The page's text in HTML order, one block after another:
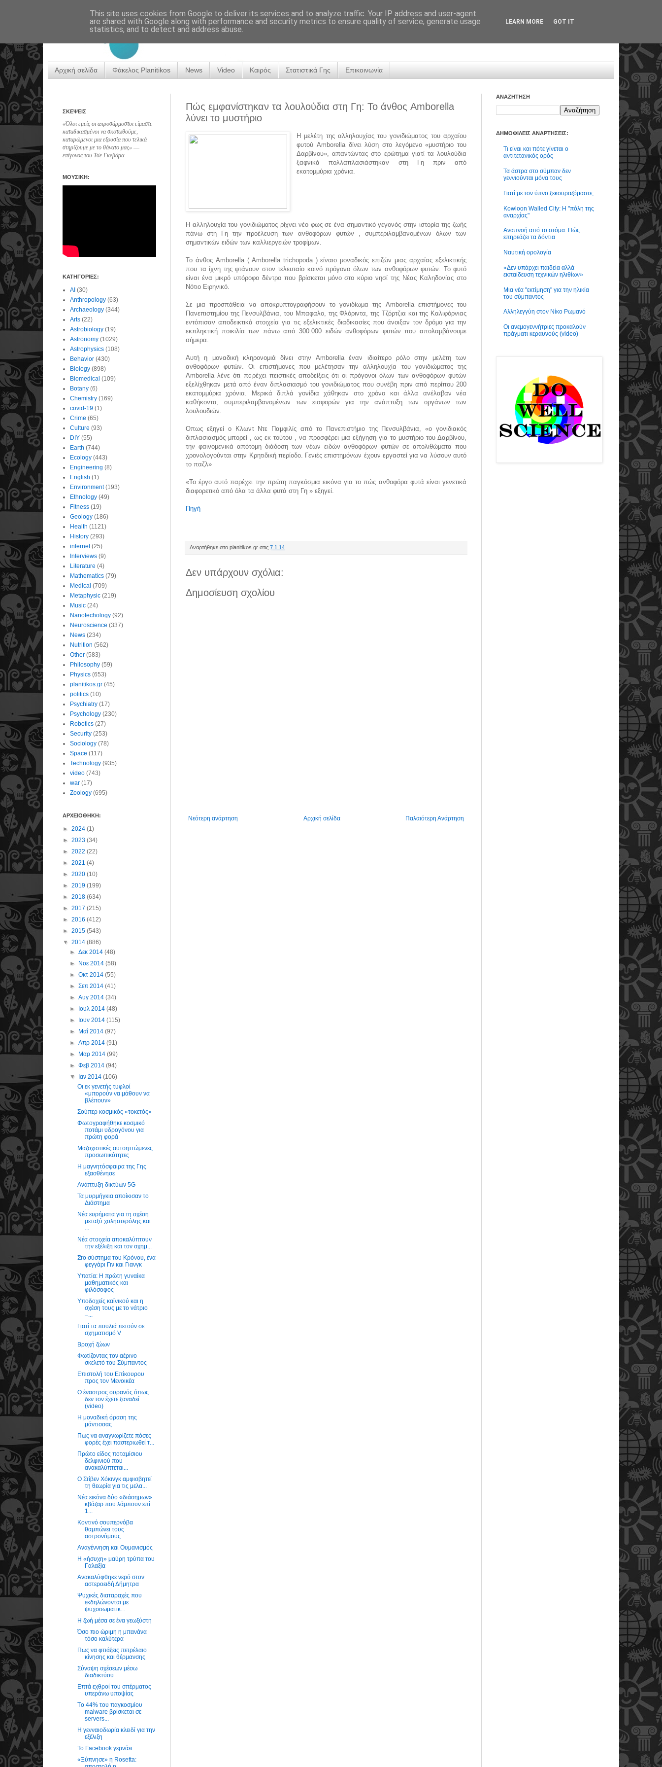
Αρχική σελίδα Φάκελος Planitikos News Video Καιρός Στατιστικά Γης Επικοινωνία
Πώς εμφανίστηκαν τα λουλούδια στη Γη: Το άνθος Amborella
λύνει το μυστήριο
Η μελέτη της αλληλουχίας του γονιδιώματος του αρχαίου
φυτού Amborella δίνει λύση στο λεγόμενο «μυστήριο του
Δαρβίνου», απαντώντας στο ερώτημα γιατί τα λουλούδια
ξαφνικά πολλαπλασιάστηκαν στη Γη πριν από
εκατομμύρια χρόνια.
Η αλληλουχία του γονιδιώματος ρίχνει νέο φως σε ένα σημαντικό γεγονός στην ιστορία της ζωής
πάνω στη Γη την προέλευση των ανθοφόρων φυτών , συμπεριλαμβανομένων όλων των
σημαντικών ειδών των καλλιεργειών τροφίμων.
Το άνθος Amborella ( Amborella trichopoda ) είναιο μοναδικός επιζών μιας αρχαίας εξελικτικής
που τα ίχνη της φτάνουν στον τελευταίο κοινό πρόγονο όλων των ανθοφόρων φυτών. Το φυτό
είναι ένα μικρό υπόροφο δέντρο που βρίσκεται μόνο στο κύριο νησί της Νέας Καληδονίας στο
Νότιο Ειρηνικό.
Σε μια προσπάθεια να αποκρυπτογραφήσουν το γονιδίωμα της Amborella επιστήμονες του
Πανεπιστημίου της Πενσυλβάνια, του Μπαφαλο, της Φλόριντα, της Τζόρτζια και της Καλιφόρνιας
εντόπισαν αποδεικτικά στοιχεία για τις εξελικτικές διαδικασίες που άνοιξαν τον δρόμο για την
εκπληκτική ποικιλία των πάνω από 300.000 ειδών ανθοφόρων φυτών που απολαμβάνουμε
σήμερα.
Αυτή η μοναδική κληρονομιά δίνει στην Amborella έναν ιδιαίτερο ρόλο στην μελέτη των
ανθοφόρων φυτών. Οι επιστήμονες που μελέτησαν την αλληλουχία του γονιδιώματος της
Amborella λένε ότι παρέχει πειστικές αποδείξεις ότι οι πρόγονοι όλων των ανθοφόρων φυτών
εξελίχθηκαν μετά από έναν διπλασιασμό του γονιδιώματος που συνέβη πριν από περίπου 200
εκατομμύρια χρόνια. Μερικά διπλά γονίδια χάθηκαν στο χρόνο και άλλα ανέλαβαν νέα
καθήκοντα, συμπεριλαμβανομένων των εισφορών για την ανάπτυξη των οργάνων των
λουλουδιών.
Οπως εξηγεί ο Κλωντ Ντε Παμφιλίς από το Πανεπιστήμιο της Πενσυλβάνια, «ο γονιδιακός
διπλασιασμός μπορεί , ως εκ τούτου , να προσφέρει μια εξήγηση για το μυστήριο του Δαρβίνου,
την φαινομενικά απότομη διάδοση των νέων ειδών ανθοφόρων φυτών σε απολιθώματα που
χρονολογούνται στην Κρητιδική περίοδο. Γενιές επιστημόνων έχουν εργαστεί για να λύσουν αυτό
το παζλ»
«Το έργο αυτό παρέχει την πρώτη παγκόσμια εικόνα για το πώς ανθοφόρα φυτά είναι γενετικά
διαφορετικό από όλα τα άλλα φυτά στη Γη » εξηγεί.
Πηγή
Αναρτήθηκε στο planitikos.gr στις 7.1.14
Δεν υπάρχουν σχόλια:
Δημοσίευση σχολίου
Νεότερη ανάρτηση Παλαιότερη Ανάρτηση
Αρχική σελίδα
ΣΚΕΨΕΙΣ
«Όλοι εμείς οι απροσάρμοστοι είμαστε
καταδικασμένοι να σκοτωθούμε,
καταρώμενοι μια εξουσία που τελικά
στηρίζουμε με το θάνατο μας» ―
επίγονος του Τσε Γκεβάρα
ΜΟΥΣΙΚΗ:
ΚΑΤΗΓΟΡΙΕΣ:
AI (30)
Anthropology (63)
Archaeology (344)
Arts (22)
Astrobiology (19)
Astronomy (1029)
Astrophysics (108)
Behavior (430)
Biology (898)
Biomedical (109)
Botany (6)
Chemistry (169)
covid-19 (1)
Crime (65)
Culture (93)
DIY (55)
Earth (744)
Ecology (443)
Engineering (8)
English (1)
Environment (193)
Ethnology (49)
Fitness (19)
Geology (186)
Health (1121)
History (293)
internet (25)
Interviews (9)
Literature (4)
Mathematics (79)
Medical (709)
Metaphysic (219)
Music (24)
Nanotechology (92)
Neuroscience (337)
News (234)
Nutrition (562)
Other (583)
Philosophy (59)
Physics (653)
planitikos.gr (45)
politics (10)
Psychiatry (17)
Psychology (230)
Robotics (27)
Security (253)
Sociology (78)
Space (117)
Technology (935)
video (743)
war (17)
Zoology (695)
ΑΡΧΕΙΟΘΗΚΗ:
► 2024 (1)
► 2023 (34)
► 2022 (22)
► 2021 (4)
► 2020 (10)
► 2019 (199)
► 2018 (634)
► 2017 (215)
► 2016 (412)
► 2015 (543)
▼ 2014 (886)
►Δεκ 2014(48)
► Νοε 2014(58)
►Οκτ 2014(55)
►Σεπ 2014(41)
►Αυγ 2014(34)
► Ιουλ 2014(48)
► Ιουν 2014(115)
► Μαΐ 2014(97)
►Απρ 2014(91)
► Μαρ 2014(99)
►Φεβ 2014(94)
▼ Ιαν 2014(106)
Οι εκ γενετής τυφλοί
«μπορούν να μάθουν να
βλέπουν»
Σούπερ κοσμικός «τοκετός»
Φωτογραφήθηκε κοσμικό
ποτάμι υδρογόνου για
πρώτη φορά
Μαζοχιστικές αυτοηττώμενες
προσωπικότητες
Η μαγνητόσφαιρα της Γης
εξασθένησε
Ανάπτυξη δικτύων 5G
Τα μυρμήγκια αποίκισαν τo
Διάστημα
Νέα ευρήματα για τη σχέση
μεταξύ χοληστερόλης και
Νέα στοιχεία αποκαλύπτουν
την εξέλιξη και τον σχημ...
Στο σύστημα του Κρόνου, ένα
φεγγάρι Γιν και Γιανγκ
Υπατία: Η πρώτη γυναίκα
μαθηματικός και
φιλόσοφος
Υποδοχείς καϊνικού και η
σχέση τους με το νάτριο
–...
Γιατί τα πουλιά πετούν σε
σχηματισμό V
Βροχή ζώων
Φωτίζοντας τον αέρινο
σκελετό του Σύμπαντος
Επιστολή του Επίκουρου
προς τον Μενοικέα
Ο έναστρος ουρανός όπως
δεν τον έχετε ξαναδεί
(video)
Η μοναδική όραση της
μάντισσας
Πως να αναγνωρίζετε πόσες
φορές έχει παστεριωθεί τ...
Πρώτο είδος ποταμίσιου
δελφινιού που
ανακαλύπτεται...
Ο Στίβεν Χόκινγκ αμφισβητεί
τη θεωρία για τις μελα...
Νέα εικόνα δύο «διάσημων»
κβάζαρ που λάμπουν επί
1...
Κοντινό σουπερνόβα
θαμπώνει τους
αστρονόμους
Αναγέννηση και Ουμανισμός
Η «ήσυχη» μαύρη τρύπα του
Γαλαξία
Ανακαλύφθηκε νερό στον
αστεροειδή Δήμητρα
Ψυχικές διαταραχές που
εκδηλώνονται με
ψυχοσωματικ...
Η ζωή μέσα σε ένα γεωξύστη
Όσο πιο ώριμη η μπανάνα
τόσο καλύτερα
Πως να φτιάξεις πετρέλαιο
κίνησης και θέρμανσης
Σύναψη σχέσεων μέσω
διαδικτύου
Επτά εχθροί του σπέρματος
υπεράνω υποψίας
Tο 44% του παγκοσμίου
malware βρίσκεται σε
servers...
Η γενναιοδωρία κλειδί για την
εξέλιξη
Το Facebook γερνάει
«Ξύπνησε» η Rosetta:
ΑΝΑΖΗΤΗΣΗ
ΔΗΜΟΦΙΛΕΙΣ ΑΝΑΡΤΗΣΕΙΣ:
Τι είναι και πότε γίνεται ο
αντιτετανικός ορός
Τα άστρα στο σύμπαν δεν
γεννιούνται μόνα τους
Γιατί με τον ύπνο ξεκουραζόμαστε;
Kowloon Walled City: Η "πόλη της
αναρχίας"
Αναπνοή από το στόμα: Πώς
επηρεάζει τα δόντια
Ναυτική ορολογία
«Δεν υπάρχει παιδεία αλλά
εκπαίδευση τεχνικών ηλιθίων»
Μια νέα "εκτίμηση" για την ηλικία
του σύμπαντος
Αλληλεγγύη στον Νίκο Ρωμανό
Οι ανεμογεννήτριες προκαλούν
πράγματι κεραυνούς (video)
This site uses cookies from Google to deliver its services and to analyze traffic. Your IP address and user-agent
are shared with Google along with performance and security metrics to ensure quality of service, generate usage
statistics, and to detect and address abuse.
LEARN MORE GOT IT